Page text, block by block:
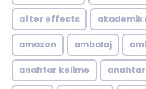
after effects akademik
amazon ambalaj
anahtar kelime anahtar